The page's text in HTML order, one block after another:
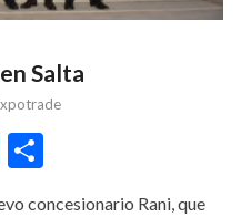
Salta
LinkedIn
concesionario Rani, que